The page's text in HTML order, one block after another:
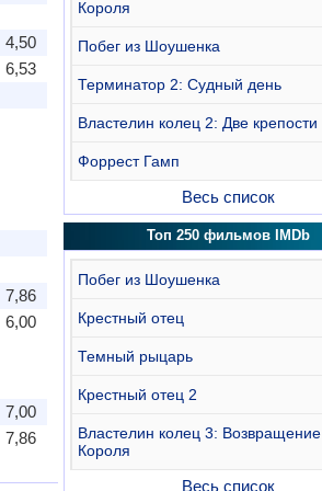
4,50
6,53
7,86
6,00
7,00
7,86
Короля
Побег из Шоушенка
Терминатор 2: Судный день
Властелин колец 2: Две крепости
Форрест Гамп
Весь список
Топ 250 фильмов IMDb
Побег из Шоушенка
Крестный отец
Темный рыцарь
Крестный отец 2
Властелин колец 3: Возвращение
Короля
Весь список